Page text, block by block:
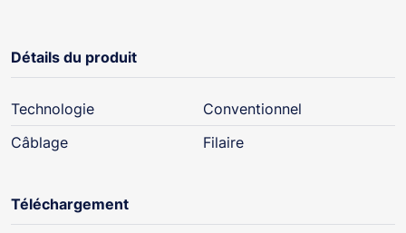
Détails du produit
Technologie
Conventionnel
Câblage
Filaire
Téléchargement